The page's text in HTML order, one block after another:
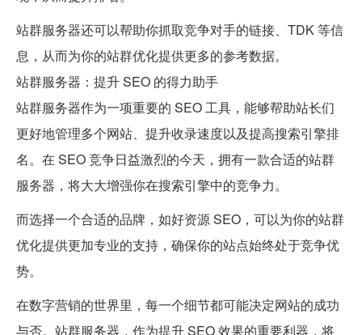
站群服务器还可以帮助你抓取竞争对手的链接、TDK 等信
息，从而为你的站群优化提供更多的参考数据。
站群服务器：提升 SEO 的得力助手
站群服务器作为一项重要的 SEO 工具，能够帮助站长们
更好地管理多个网站、提升收录速度以及提高搜索引擎排
名。在 SEO 竞争日益激烈的今天，拥有一款合适的站群
服务器，将大大增强你在搜索引擎中的竞争力。
而选择一个合适的品牌，如好资源 SEO，可以为你的站群
优化提供更加专业的支持，确保你的站点始终处于竞争优
势。
在数字营销的世界里，每一个细节都可能决定网站的成功
与否。站群服务器，作为提升 SEO 效果的重要利器，将